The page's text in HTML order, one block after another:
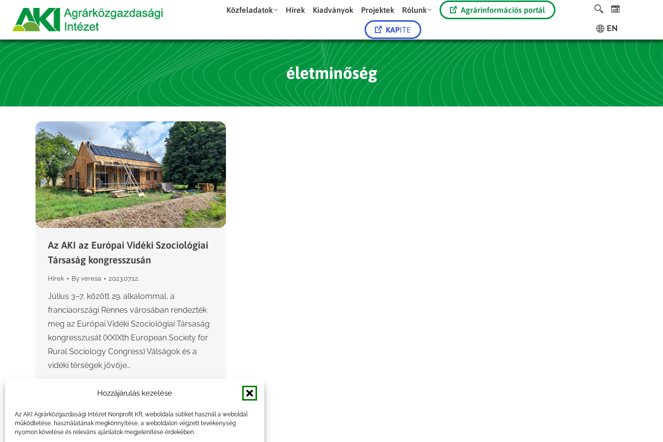
Hozzájárulás kezelése
Az AKI Agrárközgazdasági Intézet Nonprofit Kft. weboldala sütiket használ a weboldal
működtetése, használatának megkönnyítése, a weboldalon végzett tevékenység
nyomon követése és releváns ajánlatok megjelenítése érdekében.
Közfeladatok Hírek Kiadványok Projektek Rólunk Agrárinformációs portál
KAPITE EN
életminőség
Az AKI az Európai Vidéki Szociológiai
Társaság kongresszusán
Hírek By veresa 2023.07.12.
Július 3–7. között 29. alkalommal, a
franciaországi Rennes városában rendezték
meg az Európai Vidéki Szociológiai Társaság
kongresszusát (XXIXth European Society for
Rural Sociology Congress) Válságok és a
vidéki térségek jövője…